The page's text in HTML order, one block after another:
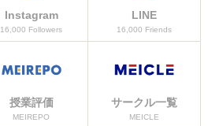
Instagram
16,000 Followers
LINE
16,000 Friends
授業評価
MEIREPO
サークル一覧
MEICLE